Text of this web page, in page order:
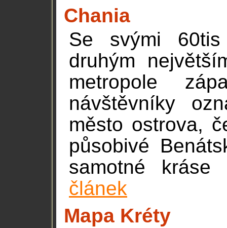
Chania
Se svými
druhým
metropole
návštěvníky
město ostrova,
působivé
samotné
článek
Mapa Kréty